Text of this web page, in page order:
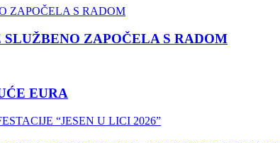
ZAPOČELA S RADOM
EURA